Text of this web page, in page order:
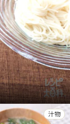
ろこし
汁物